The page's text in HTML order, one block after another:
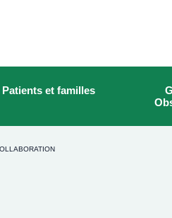
Patients et familles